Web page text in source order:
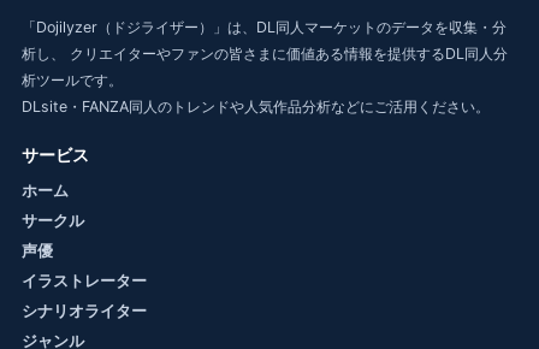
「Dojilyzer（ドジライザー）」は、DL同人マーケットのデータを収集・分
析し、 クリエイターやファンの皆さまに価値ある情報を提供するDL同人分
析ツールです。
DLsite・FANZA同人のトレンドや人気作品分析などにご活用ください。
サービス
ホーム
サークル
声優
イラストレーター
シナリオライター
ジャンル